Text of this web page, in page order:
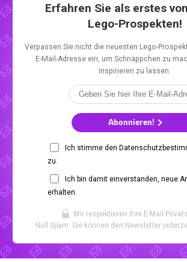
Erfahren Sie als erstes
Lego-Prospekten!
Verpassen Sie nicht die neuesten Lego-
E-Mail-Adresse ein, um Schnäppchen zu
inspirieren zu lassen.
Abonnieren!
Ich stimme den
zu.
Ich bin damit einverstanden, neue
erhalten.
Wir respektieren Ihre E-Mail-
Null Spam. Sie können den Newsletter